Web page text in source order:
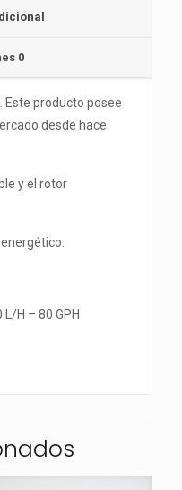
0
Este producto posee
desde hace
y el rotor
H – 80 GPH